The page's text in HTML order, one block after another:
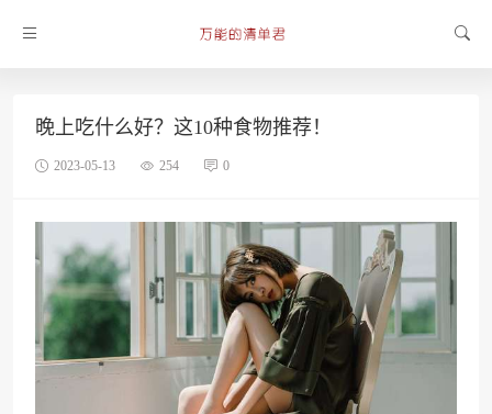
晚上吃什么好？这10种食物推荐！
2023-05-13 254 0